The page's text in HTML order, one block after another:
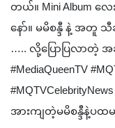
တယ်။ Mini Album လ
နော်။ မမိစန္ဒီ နဲ့ အတူ
….. လို့ပြောပြလာတဲ့
#MediaQueenTV
အားကျတဲ့မမိစန္ဒီနဲ့ပ